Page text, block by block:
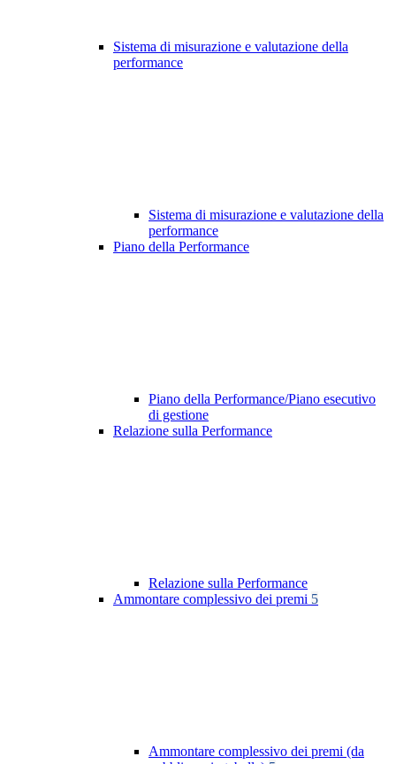
Sistema di misurazione e valutazione della
performance
Sistema di misurazione e valutazione della
performance
Piano della Performance
Piano della Performance/Piano esecutivo
di gestione
Relazione sulla Performance
Relazione sulla Performance
Ammontare complessivo dei premi 5
Ammontare complessivo dei premi (da